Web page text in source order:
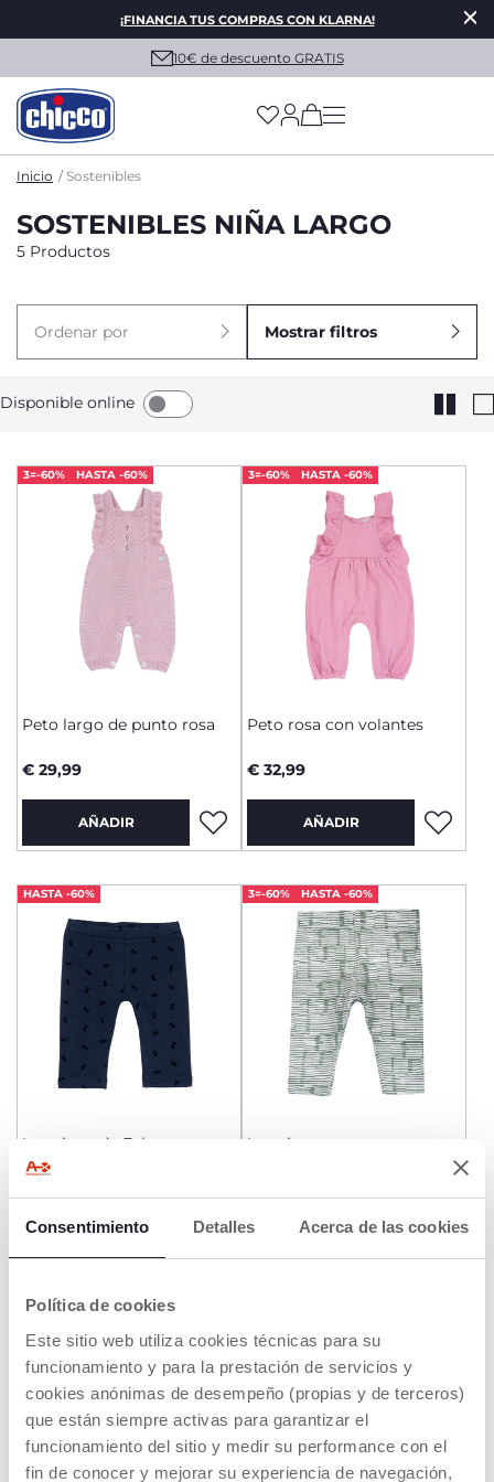
Consentimiento Detalles Acerca de las cookies
Política de cookies
Este sitio web utiliza cookies técnicas para su
funcionamiento y para la prestación de servicios y
cookies anónimas de desempeño (propias y de terceros)
que están siempre activas para garantizar el
funcionamiento del sitio y medir su performance con el
fin de conocer y mejorar su experiencia de navegación,
¡FINANCIA TUS COMPRAS CON KLARNA!
10€ de descuento GRATIS
(has more options
Inicio Sostenibles
SOSTENIBLES NIÑA LARGO
5 Productos
Ordenar por Mostrar filtros
Disponible online
3=-60% HASTA -60%
Peto largo de punto rosa
€ 29,99
AÑADIR
3=-60% HASTA -60%
Peto rosa con volantes
€ 32,99
AÑADIR
HASTA -60%
Leggings de Felpa
3=-60% HASTA -60%
Leggings a rayas
HASTA -60%